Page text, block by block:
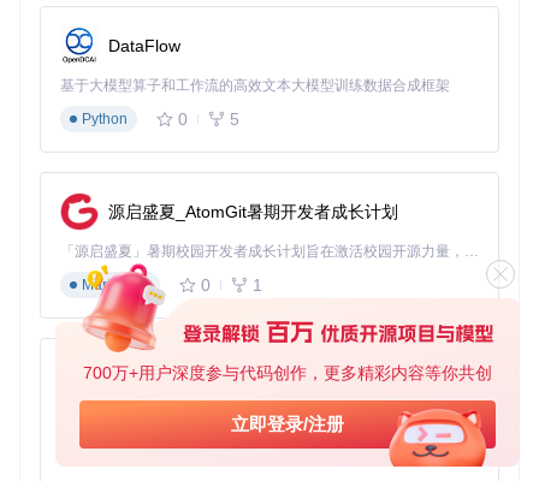
700万+用户深度参与代码创作，更多精彩内容等你共创
立即登录/注册
启动后端API：
api
CI/CD流程集成
在持续集成管道中集成tunnelto，实现自动化测试：
提示：结合GitHub Actions，可在测试阶段自动暴露临时服
务，让测试工具远程访问并生成报告
物联网设备调试
为本地运行的物联网设备模拟器创建公网入口，远程测试设备
通信协议，无需实际部署硬件。
实践指南：从零开始的使用流程
cargo install wormhole-tunnel
git clone https://gitcode.com/GitH
DataFlow
基于大模型算子和工作流的高效文本大模型训练数据合成框架
Python
0 5
源启盛夏_AtomGit暑期开发者成长计划
「源启盛夏」暑期校园开发者成长计划旨在激活校园开源力量，通过积分激励、认证扶持、资源倾斜等形式，引导高校组织和开发者完成「入驻 — 建项目 — 做贡献 — 获认证 — 得资源」的完整闭环。无论你是想带领社团入驻平台的组织者，还是希望用代码贡献证明自己的开发者，都能在这里找到属于你的成长路径。
Markdown
0 1
py-xiaozhi
基于Python的Xiaozhi AI，适用于想要完整Xiaozhi体验而无需拥有专用硬件的用户。
Python
0 1